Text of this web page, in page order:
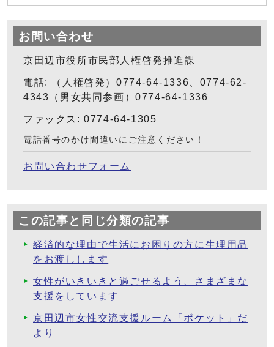
お問い合わせ
京田辺市役所市民部人権啓発推進課
電話: （人権啓発）0774-64-1336、0774-62-
4343（男女共同参画）0774-64-1336
ファックス: 0774-64-1305
電話番号のかけ間違いにご注意ください！
お問い合わせフォーム
この記事と同じ分類の記事
経済的な理由で生活にお困りの方に生理用品
をお渡しします
女性がいきいきと過ごせるよう、さまざまな
支援をしています
京田辺市女性交流支援ルーム「ポケット」だ
より